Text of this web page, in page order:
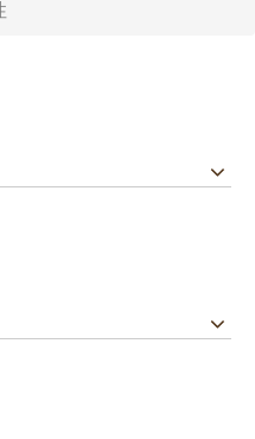
產品各2ML